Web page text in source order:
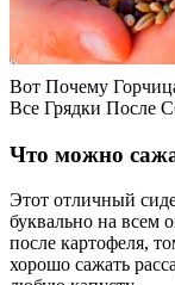
Вот Почему
Все Грядки После
Что можно
Этот отличный
буквально на всем
после картофеля,
хорошо сажать